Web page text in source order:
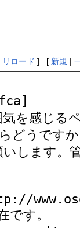
リロード ] [ 新規 |